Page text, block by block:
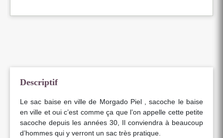
Descriptif
Le sac baise en ville de Morgado Piel , sacoche le baise
en ville et oui c’est comme ça que l’on appelle cette petite
sacoche depuis les années 30, Il conviendra à beaucoup
d’hommes qui y verront un sac très pratique.